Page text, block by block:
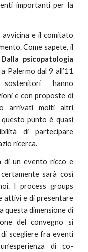
importanti per la
e il comitato
Come sapete, il
psicopatologia
Palermo dal 9 all’11
hanno
e con proposte di
arrivati molti altri
punto è quasi
di partecipare
ricerca.
di un evento ricco e
sarà così
I process groups
attivi e di presentare
questa dimensione di
del convegno si
scegliere fra eventi
di co-